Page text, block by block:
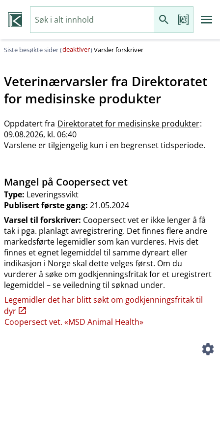
Siste besøkte sider (deaktiver)Varsler forskriver
Veterinærvarsler fra Direktoratet
for medisinske produkter
Oppdatert fra Direktoratet for medisinske produkter:
09.08.2026, kl. 06:40
Varslene er tilgjengelig kun i en begrenset tidsperiode.
Mangel på Coopersect vet
Type: Leveringssvikt
Publisert første gang: 21.05.2024
Varsel til forskriver: Coopersect vet er ikke lenger å få
tak i pga. planlagt avregistrering. Det finnes flere andre
markedsførte legemidler som kan vurderes. Hvis det
finnes et egnet legemiddel til samme dyreart eller
indikasjon i Norge skal dette velges først. Om du
vurderer å søke om godkjenningsfritak for et uregistrert
legemiddel – se veiledning til søknad under.
Legemidler det har blitt søkt om godkjenningsfritak til
dyr
Coopersect vet. «MSD Animal Health»